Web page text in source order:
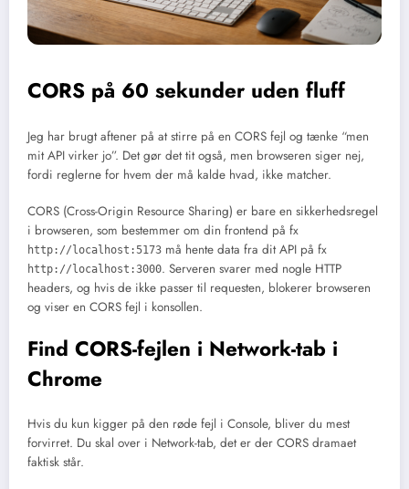
CORS på 60 sekunder uden fluff
Jeg har brugt aftener på at stirre på en CORS fejl og tænke “men
mit API virker jo”. Det gør det tit også, men browseren siger nej,
fordi reglerne for hvem der må kalde hvad, ikke matcher.
CORS (Cross-Origin Resource Sharing) er bare en sikkerhedsregel
i browseren, som bestemmer om din frontend på fx
http://localhost:5173 må hente data fra dit API på fx
http://localhost:3000. Serveren svarer med nogle HTTP
headers, og hvis de ikke passer til requesten, blokerer browseren
og viser en CORS fejl i konsollen.
Find CORS-fejlen i Network-tab i
Chrome
Hvis du kun kigger på den røde fejl i Console, bliver du mest
forvirret. Du skal over i Network-tab, det er der CORS dramaet
faktisk står.